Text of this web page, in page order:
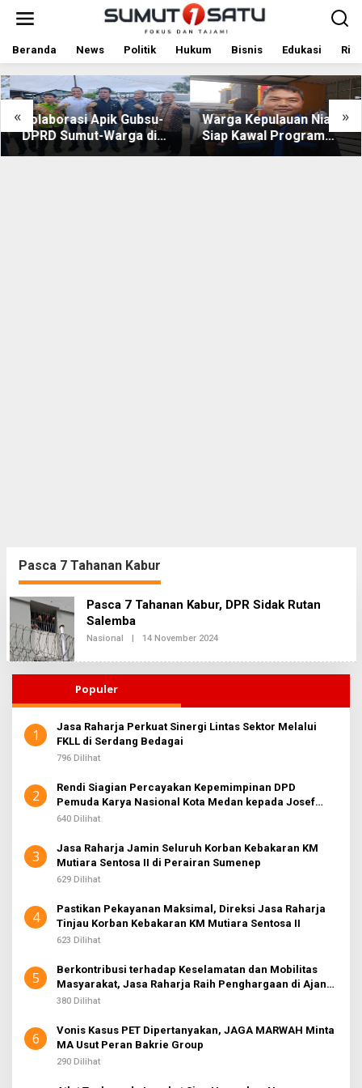
t
i
k
o
n
Beranda News Politik Hukum Bisnis Edukasi
« »
Kolaborasi Apik Gubsu-
DPRD Sumut-Warga di
Nias Utara: Jalan Rusak
Warga Kepulauan Nias
Siap Kawal Program
Berkantor Gubsu Bobby
Pasca 7 Tahanan Kabur
Pasca 7 Tahanan Kabur, DPR Sidak Rutan
Salemba
Nasional | 14 November 2024O
E
H
D
K
Populer
1
Jasa Raharja Perkuat Sinergi Lintas Sektor Melalui
FKLL di Serdang Bedagai
796 Dilihat
2
Rendi Siagian Percayakan Kepemimpinan DPD
Pemuda Karya Nasional Kota Medan kepada Josef
Sembiring
640 Dilihat
3
Jasa Raharja Jamin Seluruh Korban Kebakaran KM
Mutiara Sentosa II di Perairan Sumenep
629 Dilihat
4
Pastikan Pekayanan Maksimal, Direksi Jasa Raharja
Tinjau Korban Kebakaran KM Mutiara Sentosa II
623 Dilihat
5
Berkontribusi terhadap Keselamatan dan Mobilitas
Masyarakat, Jasa Raharja Raih Penghargaan di Ajang
Transportasi Indonesia Awards 2026
380 Dilihat
6
Vonis Kasus PET Dipertanyakan, JAGA MARWAH Minta
MA Usut Peran Bakrie Group
290 Dilihat